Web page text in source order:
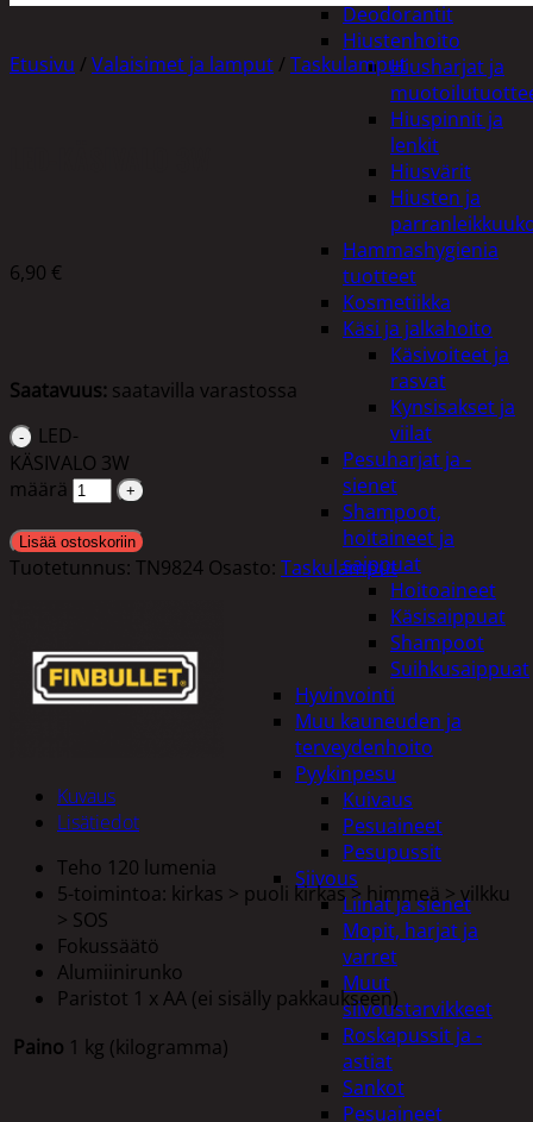
Deodorantit
Hiustenhoito
Hiusharjat ja
Hiuspinnit ja
lenkit
Hiusvärit
Hiusten ja
Hammashygienia
tuotteet
Kosmetiikka
Käsi ja jalkahoito
Käsivoiteet ja
rasvat
Kynsisakset ja
viilat
Pesuharjat ja -
sienet
Shampoot,
hoitaineet ja
saippuat
Hoitoaineet
Käsisaippuat
Shampoot
Suihkusaippuat
Hyvinvointi
Muu kauneuden ja
terveydenhoito
Pyykinpesu
Kuivaus
Pesuaineet
Pesupussit
Siivous
Liinat ja sienet
Mopit, harjat ja
varret
Muut
siivoustarvikkeet
Roskapussit ja -
astiat
Sankot
Pesuaineet
Etusivu / Valaisimet ja lamput / Taskulamput
6,90 €
Saatavuus: saatavilla varastossa
LED-
KÄSIVALO 3W
määrä
Lisää ostoskoriin
Tuotetunnus: TN9824 Osasto: Taskulamput
Kuvaus
Lisätiedot
Teho 120 lumenia
5-toimintoa: kirkas > puoli kirkas > himmeä > vilkku
> SOS
Fokussäätö
Alumiinirunko
Paristot 1 x AA (ei sisälly pakkaukseen)
Paino 1 kg (kilogramma)